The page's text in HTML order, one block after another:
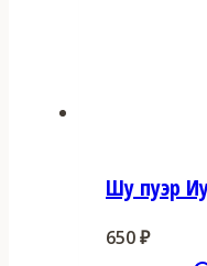
Шу пуэр
650₽